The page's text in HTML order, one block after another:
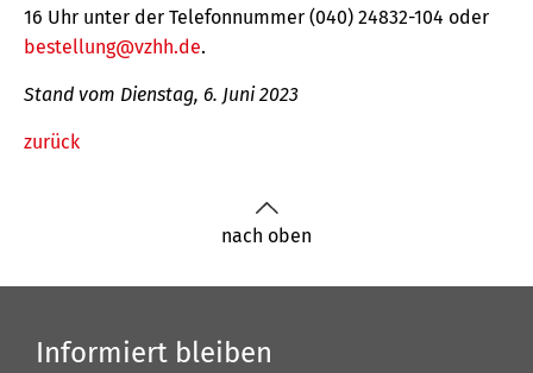
16 Uhr unter der Telefonnummer (040) 24832-104 oder
bestellung@vzhh.de.
Stand vom Dienstag, 6. Juni 2023
zurück
nach oben
Informiert bleiben